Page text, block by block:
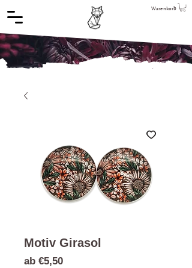
Warenkorb
Motiv Girasol
ab €5,50Sale-